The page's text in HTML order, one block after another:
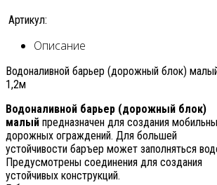
Артикул:
Описание
Водоналивной барьер (дорожный блок)
1,2м
Водоналивной барьер (дорожный блок)
малый предназначен для создания
дорожных ограждений. Для большей
устойчивости баръер может заполняться
Предусмотрены соединения для создания
устойчивых конструкций.